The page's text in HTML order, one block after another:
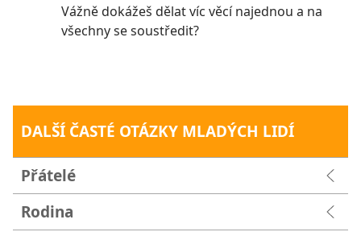
Vážně dokážeš dělat víc věcí najednou a na
všechny se soustředit?
DALŠÍ ČASTÉ OTÁZKY MLADÝCH LIDÍ
Přátelé
Rodina